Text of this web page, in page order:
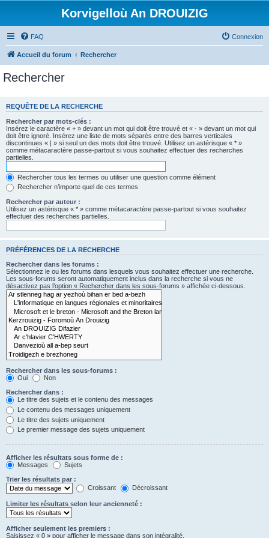
Korvigelloù An DROUIZIG
FAQ Connexion
Accueil du forum Rechercher
Rechercher
REQUÊTE DE LA RECHERCHE
Rechercher par mots-clés :
Insérez le caractère « + » devant un mot qui doit être trouvé et « - » devant un mot qui
doit être ignoré. Insérez une liste de mots séparés entre des barres verticales
discontinues « | » si seul un des mots doit être trouvé. Utilisez un astérisque « * »
comme métacaractère passe-partout si vous souhaitez effectuer des recherches
partielles.
Rechercher tous les termes ou utiliser une question comme élément
Rechercher n’importe quel de ces termes
Rechercher par auteur :
Utilisez un astérisque « * » comme métacaractère passe-partout si vous souhaitez
effectuer des recherches partielles.
PRÉFÉRENCES DE LA RECHERCHE
Rechercher dans les forums :
Sélectionnez le ou les forums dans lesquels vous souhaitez effectuer une recherche.
Les sous-forums seront automatiquement inclus dans la recherche si vous ne
désactivez pas l’option « Rechercher dans les sous-forums » affichée ci-dessous.
Rechercher dans les sous-forums :
Oui
Non
Rechercher dans :
Le titre des sujets et le contenu des messages
Le contenu des messages uniquement
Le titre des sujets uniquement
Le premier message des sujets uniquement
Afficher les résultats sous forme de :
Messages
Sujets
Trier les résultats par :
Croissant
Décroissant
Limiter les résultats selon leur ancienneté :
Afficher seulement les premiers :
Saisissez « 0 » pour afficher le message dans son intégralité.